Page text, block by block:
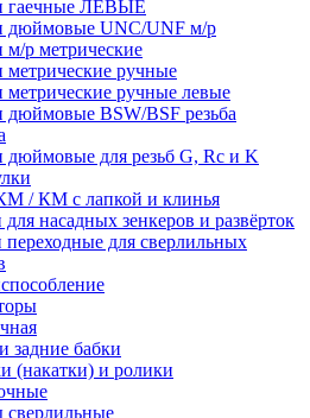
гаечные ЛЕВЫЕ
дюймовые UNC/UNF м/р
р метрические
ручные
ручные левые
дюймовые BSW/BSF резьба
дюймовые для резьб G, Rc и K
/ КМ с лапкой и клинья
насадных зенкеров и развёрток
для сверлильных
задние бабки
(накатки) и ролики